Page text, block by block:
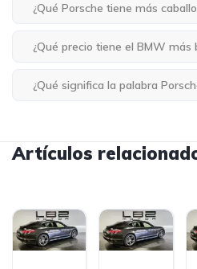
¿Qué Porsche tiene más
¿Qué precio tiene el BMW más
¿Qué significa la palabra
Artículos